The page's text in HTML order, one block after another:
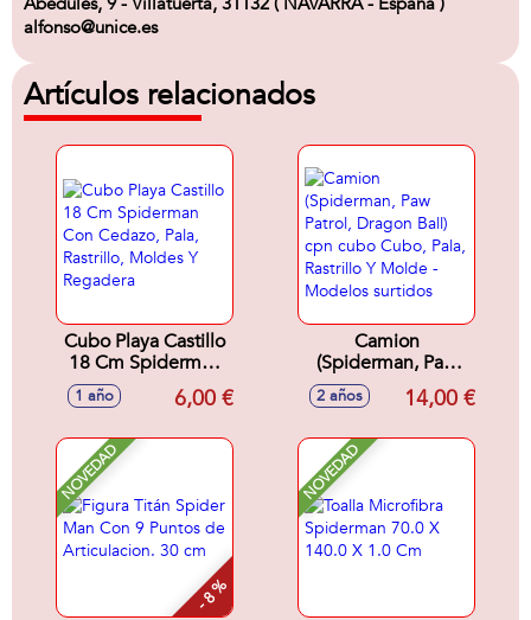
alfonso@unice.es
Artículos relacionados
Cubo Playa Castillo
18 Cm Spiderman
Con Cedazo, Pala,
Rastrillo, Moldes Y
1 año 6,00 €
Camion
(Spiderman, Paw
Patrol, Dragon Ball)
cpn cubo Cubo,
Molde - Modelos
surtidos
2 años 14,00 €
NOVEDAD
- 8 %
NOVEDAD